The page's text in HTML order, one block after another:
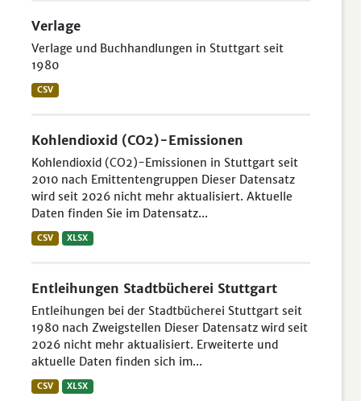
Verlage
Verlage und Buchhandlungen in Stuttgart seit
1980
CSV
Kohlendioxid (CO2)-Emissionen
Kohlendioxid (CO2)-Emissionen in Stuttgart seit
2010 nach Emittentengruppen Dieser Datensatz
wird seit 2026 nicht mehr aktualisiert. Aktuelle
Daten finden Sie im Datensatz...
CSV XLSX
Entleihungen Stadtbücherei Stuttgart
Entleihungen bei der Stadtbücherei Stuttgart seit
1980 nach Zweigstellen Dieser Datensatz wird seit
2026 nicht mehr aktualisiert. Erweiterte und
aktuelle Daten finden sich im...
CSV XLSX